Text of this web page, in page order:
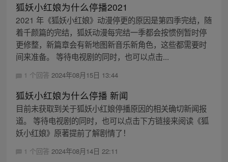
狐妖小红娘为什么停播2021
2021 年《狐妖小红娘》动漫停更的原因是第四季完结，随
着千颜篇的完结，狐妖动漫每完结一季都会按惯例暂时停
更修整，新篇章会有新地图新音乐新角色，这些都需要时
间来准备。 等待电视剧的同时，也可以点击...
1 个回答 2024年08月15日 13:44
狐妖小红娘为什么停播 新闻
目前未获取到关于狐妖小红娘停播原因的相关确切新闻报
道。 等待电视剧的同时，也可以点击下方链接来阅读《狐
妖小红娘》原著提前了解剧情了！
1 个回答 2024年08月14日 22:11